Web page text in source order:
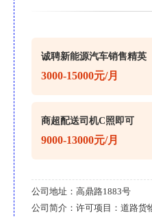
诚聘新能源汽车销售精英
3000-15000元/月
商超配送司机C照即可
9000-13000元/月
公司地址： 高鼎路1883号
公司简介： 许可项目：道路货